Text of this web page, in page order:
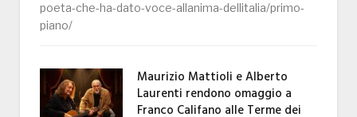
poeta-che-ha-dato-voce-allanima-dellitalia/primo-
piano/
Maurizio Mattioli e Alberto
Laurenti rendono omaggio a
Franco Califano alle Terme dei